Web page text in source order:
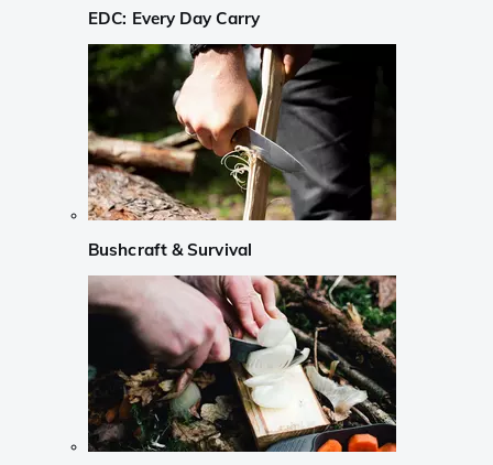
EDC: Every Day Carry
Bushcraft & Survival